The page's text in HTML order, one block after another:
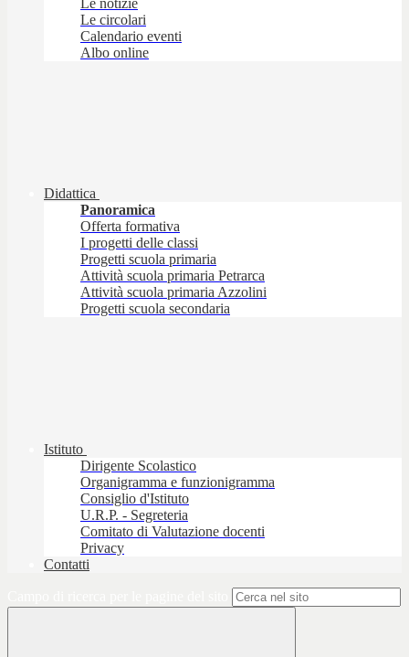
Le notizie
Le circolari
Calendario eventi
Albo online
Didattica
Panoramica
Offerta formativa
I progetti delle classi
Progetti scuola primaria
Attività scuola primaria Petrarca
Attività scuola primaria Azzolini
Progetti scuola secondaria
Istituto
Dirigente Scolastico
Organigramma e funzionigramma
Consiglio d'Istituto
U.R.P. - Segreteria
Comitato di Valutazione docenti
Privacy
Contatti